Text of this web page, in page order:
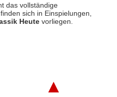
das vollständige
sich in Einspielungen,
Heutevorliegen.
▲